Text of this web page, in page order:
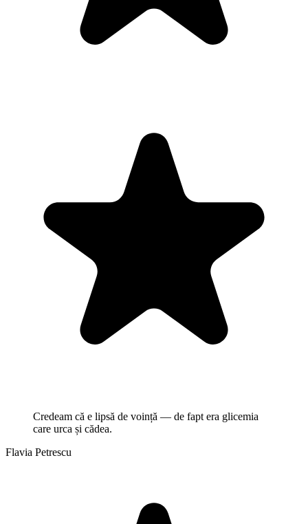
Credeam că e lipsă de voință — de fapt era glicemia
care urca și cădea.
Flavia Petrescu